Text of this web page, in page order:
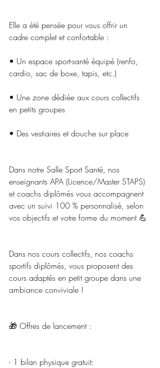
Elle a été pensée pour vous offrir un
cadre complet et confortable :
• Un espace sport-santé équipé (renfo,
cardio, sac de boxe, tapis, etc.)
• Une zone dédiée aux cours collectifs
en petits groupes
• Des vestiaires et douche sur place
Dans notre Salle Sport Santé, nos
enseignants APA (Licence/Master STAPS)
et coachs diplômés vous accompagnent
avec un suivi 100 % personnalisé, selon
vos objectifs et votre forme du moment 💪
Dans nos cours collectifs, nos coachs
sportifs diplômés, vous proposent des
cours adaptés en petit groupe dans une
ambiance conviviale !
🎁 Offres de lancement :
- 1 bilan physique gratuit: